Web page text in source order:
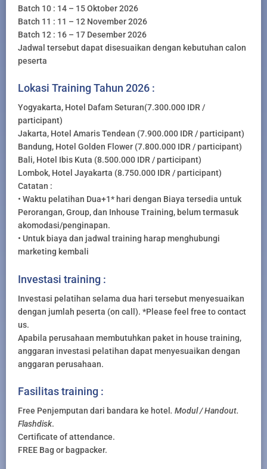
Batch 10 : 14 – 15 Oktober 2026
Batch 11 : 11 – 12 November 2026
Batch 12 : 16 – 17 Desember 2026
Jadwal tersebut dapat disesuaikan dengan kebutuhan calon
peserta
Lokasi Training Tahun 2026 :
Yogyakarta, Hotel Dafam Seturan(7.300.000 IDR /
participant)
Jakarta, Hotel Amaris Tendean (7.900.000 IDR / participant)
Bandung, Hotel Golden Flower (7.800.000 IDR / participant)
Bali, Hotel Ibis Kuta (8.500.000 IDR / participant)
Lombok, Hotel Jayakarta (8.750.000 IDR / participant)
Catatan :
• Waktu pelatihan Dua+1* hari dengan Biaya tersedia untuk
Perorangan, Group, dan Inhouse Training, belum termasuk
akomodasi/penginapan.
• Untuk biaya dan jadwal training harap menghubungi
marketing kembali
Investasi training :
Investasi pelatihan selama dua hari tersebut menyesuaikan
dengan jumlah peserta (on call). *Please feel free to contact
us.
Apabila perusahaan membutuhkan paket in house training,
anggaran investasi pelatihan dapat menyesuaikan dengan
anggaran perusahaan.
Fasilitas training :
Free Penjemputan dari bandara ke hotel . Modul / Handout.
Flashdisk.
Certificate of attendance.
FREE Bag or bagpacker.